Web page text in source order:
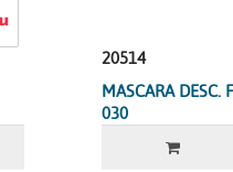
20514
MASCARA DESC.
030